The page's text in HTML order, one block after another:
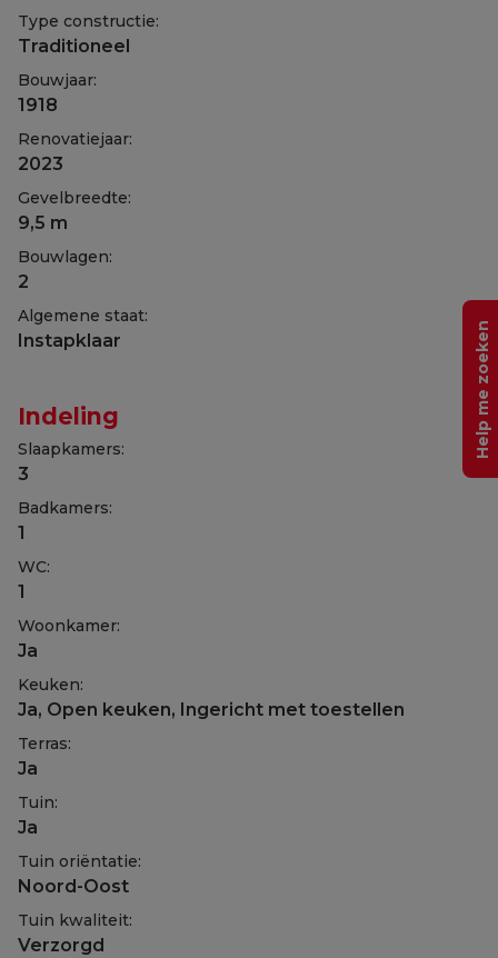
Type constructie:
Traditioneel
Bouwjaar:
1918
Renovatiejaar:
2023
Gevelbreedte:
9,5 m
Bouwlagen:
2
Algemene staat:
Instapklaar
Indeling
Slaapkamers:
3
Badkamers:
1
WC:
1
Woonkamer:
Ja
Keuken:
Ja, Open keuken, Ingericht met toestellen
Terras:
Ja
Tuin:
Ja
Tuin oriëntatie:
Noord-Oost
Tuin kwaliteit:
Verzorgd
Help me zoeken